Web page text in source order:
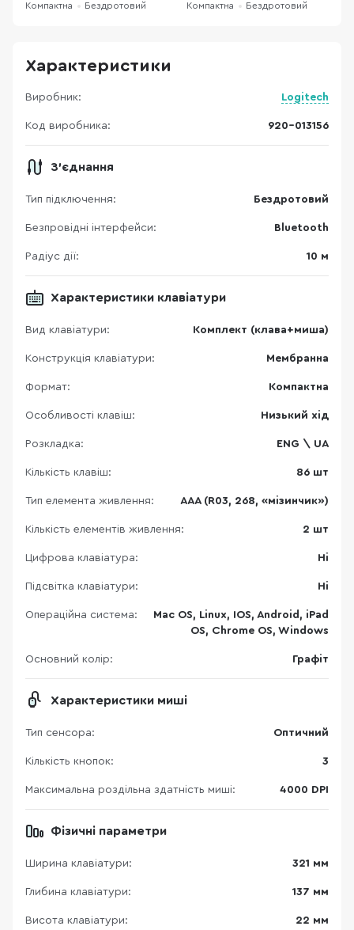
Компактна Бездротовий Компактна Бездротовий
Характеристики
Виробник: Logitech
Код виробника: 920-013156
З'єднання
Тип підключення: Бездротовий
Безпровідні інтерфейси: Bluetooth
Радіус дії: 10 м
Характеристики клавіатури
Вид клавіатури: Комплект (клава+миша)
Конструкція клавіатури: Мембранна
Формат: Компактна
Особливості клавіш: Низький хід
Розкладка: ENG \ UA
Кількість клавіш: 86 шт
Тип елемента живлення: AAA (R03, 268, «мізинчик»)
Кількість елементів живлення: 2 шт
Цифрова клавіатура: Ні
Підсвітка клавіатури: Ні
Операційна система:
Mac OS, Linux, IOS, Android, iPad
OS, Chrome OS, Windows
Основний колір: Графіт
Характеристики миші
Тип сенсора: Оптичний
Кількість кнопок: 3
Максимальна роздільна здатність миші: 4000 DPI
Фізичні параметри
Ширина клавіатури: 321 мм
Глибина клавіатури: 137 мм
Висота клавіатури: 22 мм